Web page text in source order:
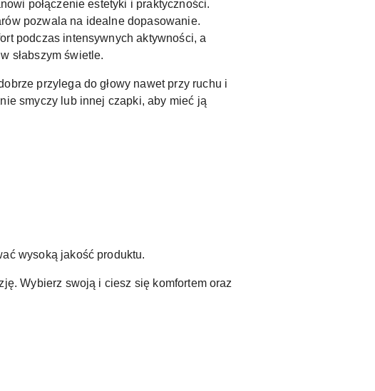
połączenie estetyki i praktyczności.
pozwala na idealne dopasowanie.
podczas intensywnych aktywności, a
słabszym świetle.
przylega do głowy nawet przy ruchu i
smyczy lub innej czapki, aby mieć ją
wysoką jakość produktu.
Wybierz swoją i ciesz się komfortem oraz